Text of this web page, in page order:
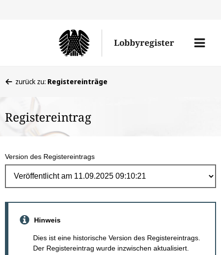
Lobbyregister
Menü
befinden
hier:
zurück zu: Registereinträge
Registereintrag
Version des Registereintrags
Hinweis
Dies ist eine historische Version des Registereintrags.
Der Registereintrag wurde inzwischen aktualisiert.